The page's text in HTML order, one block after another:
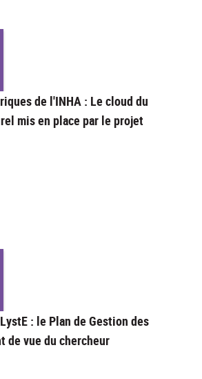
de l'INHA : Le cloud du
mis en place par le projet
: le Plan de Gestion des
de vue du chercheur